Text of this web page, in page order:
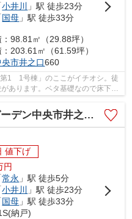
小井川
」駅 徒歩23分
国母 」駅 徒歩33分
98.81㎡（29.88坪）
203.61㎡（61.59坪）
央市井之口660
第1 1号棟」のここがイチオシ。徒
あります。ベタ基礎なので床下の
中央市井之口第1 2号棟
値下げ
円
常永 」駅 徒歩5分
小井川
」駅 徒歩23分
国母 」駅 徒歩33分
納戸)